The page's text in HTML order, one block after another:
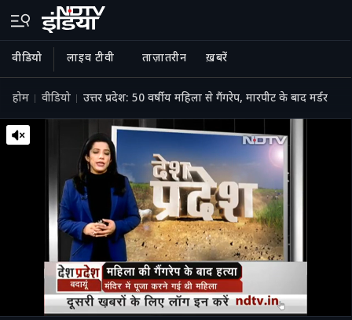
वीडियो लाइव टीवी ताज़ातरीन ख़बरें
होम वीडियो उत्तर प्रदेश: 50 वर्षीय महिला से गैंगरेप, मारपीट के बाद मर्डर